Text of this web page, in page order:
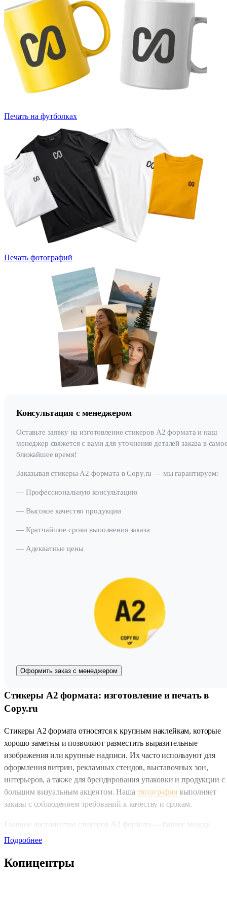
Печать на футболках
Печать фотографий
Консультация с менеджером
Оставьте заявку на изготовление стикеров А2 формата и наш
менеджер свяжется с вами для уточнения деталей заказа в
ближайшее время!
Заказывая стикеры А2 формата в Copy.ru — мы гарантируем:
— Профессиональную консультацию
— Высокое качество продукции
— Кратчайшие сроки выполнения заказа
— Адекватные цены
Оформить заказ с менеджером
Стикеры А2 формата: изготовление и печать в
Copy.ru
Стикеры А2 формата относятся к крупным наклейкам, которые
хорошо заметны и позволяют разместить выразительные
изображения или крупные надписи. Их часто используют для
оформления витрин, рекламных стендов, выставочных зон,
интерьеров, а также для брендирования упаковки и продукции с
большим визуальным акцентом. Наша типографиявыполняет
заказы с соблюдением требований к качеству и срокам.
Главное достоинство стикеров А2 формата — баланс между
компактностью и эффектностью. Они достаточно крупные,
требуют слишком больших поверхностей. Профессиональная
Подробнее
Копицентры